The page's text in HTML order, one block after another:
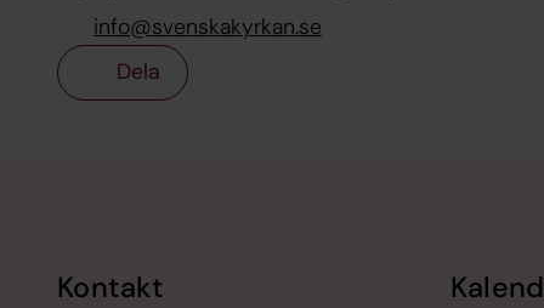
info@svenskakyrkan.se
Dela
Kontakt